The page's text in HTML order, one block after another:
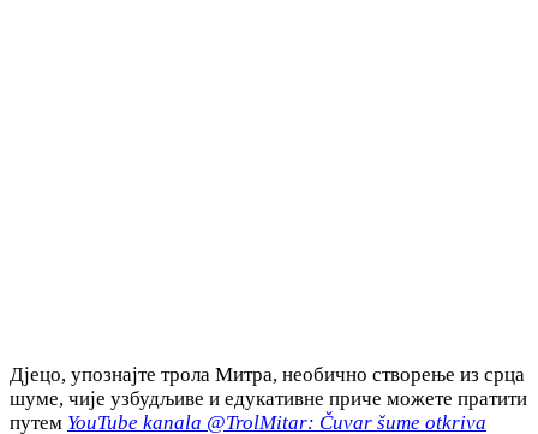
Дјецо, упознајте трола Митра, необично створење из срца
шуме, чије узбудљиве и едукативне приче можете пратити
путем YouTube kanala @TrolMitar: Čuvar šume otkriva